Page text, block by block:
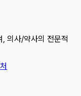
의사/약사의 전문적